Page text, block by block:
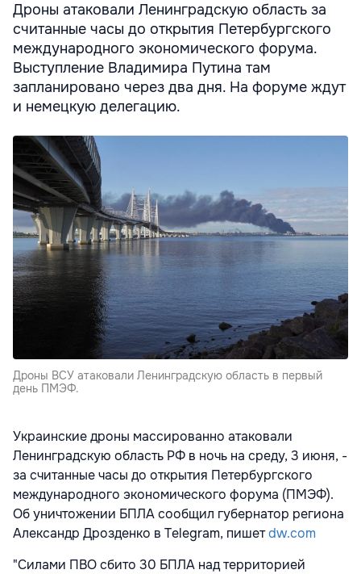
Дроны атаковали Ленинградскую область за
считанные часы до открытия Петербургского
международного экономического форума.
Выступление Владимира Путина там
запланировано через два дня. На форуме ждут
и немецкую делегацию.
Дроны ВСУ атаковали Ленинградскую область в первый
день ПМЭФ.
Украинские дроны массированно атаковали
Ленинградскую область РФ в ночь на среду, 3 июня, -
за считанные часы до открытия Петербургского
международного экономического форума (ПМЭФ).
Об уничтожении БПЛА сообщил губернатор региона
Александр Дрозденко в Telegram, пишетdw.com
"Силами ПВО сбито 30 БПЛА над территорией